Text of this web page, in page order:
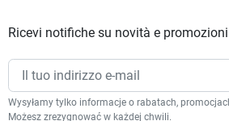
Ricevi notifiche su novità e promozioni
Wysyłamy tylko informacje o rabatach,
Możesz zrezygnować w każdej chwili.